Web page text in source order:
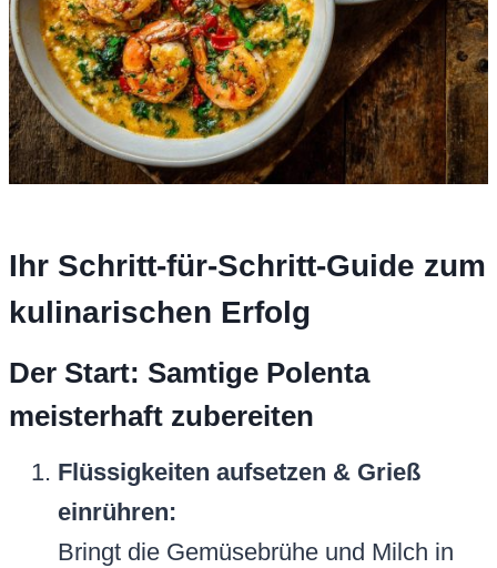
Ihr Schritt-für-Schritt-Guide zum
kulinarischen Erfolg
Der Start: Samtige Polenta
meisterhaft zubereiten
Flüssigkeiten aufsetzen & Grieß
einrühren:
Bringt die Gemüsebrühe und Milch in